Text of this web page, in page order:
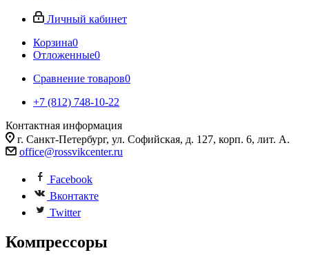
Личный кабинет
Корзина0
Отложенные0
Сравнение товаров0
+7 (812) 748-10-22
Контактная информация
г. Санкт-Петербург, ул. Софийская, д. 127, корп. 6, лит. А.
office@rossvikcenter.ru
Facebook
Вконтакте
Twitter
Компрессоры